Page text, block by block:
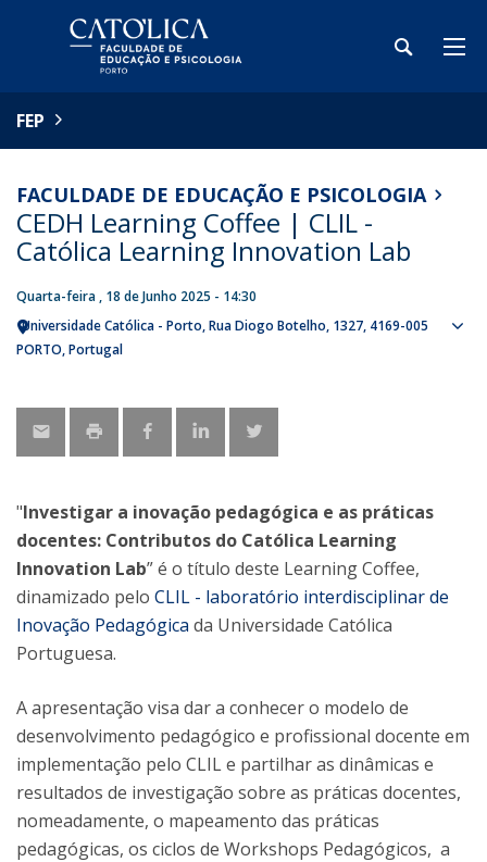
FEP
FACULDADE DE EDUCAÇÃO E PSICOLOGIA
CEDH Learning Coffee | CLIL -
Católica Learning Innovation Lab
Quarta-feira , 18 de Junho 2025 - 14:30
Universidade Católica - Porto Rua Diogo Botelho, 1327 4169-005
PORTO Portugal
"Investigar a inovação pedagógica e as práticas
docentes: Contributos do Católica Learning
Innovation Lab” é o título deste Learning Coffee,
dinamizado pelo CLIL - laboratório interdisciplinar de
Inovação Pedagógica da Universidade Católica
Portuguesa.
A apresentação visa dar a conhecer o modelo de
desenvolvimento pedagógico e profissional docente em
implementação pelo CLIL e partilhar as dinâmicas e
resultados de investigação sobre as práticas docentes,
nomeadamente, o mapeamento das práticas
pedagógicas, os ciclos de Workshops Pedagógicos, a